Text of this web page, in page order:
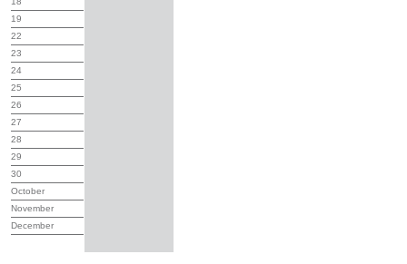
19
22
23
24
25
26
27
28
29
30
October
November
December